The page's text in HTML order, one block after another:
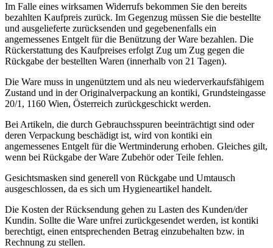
Im Falle eines wirksamen Widerrufs bekommen Sie den bereits
bezahlten Kaufpreis zurück. Im Gegenzug müssen Sie die bestellte
und ausgelieferte zurücksenden und gegebenenfalls ein
angemessenes Entgelt für die Benützung der Ware bezahlen. Die
Rückerstattung des Kaufpreises erfolgt Zug um Zug gegen die
Rückgabe der bestellten Waren (innerhalb von 21 Tagen).
Die Ware muss in ungenütztem und als neu wiederverkaufsfähigem
Zustand und in der Originalverpackung an kontiki, Grundsteingasse
20/1, 1160 Wien, Österreich zurückgeschickt werden.
Bei Artikeln, die durch Gebrauchsspuren beeinträchtigt sind oder
deren Verpackung beschädigt ist, wird von kontiki ein
angemessenes Entgelt für die Wertminderung erhoben. Gleiches gilt,
wenn bei Rückgabe der Ware Zubehör oder Teile fehlen.
Gesichtsmasken sind generell von Rückgabe und Umtausch
ausgeschlossen, da es sich um Hygieneartikel handelt.
Die Kosten der Rücksendung gehen zu Lasten des Kunden/der
Kundin. Sollte die Ware unfrei zurückgesendet werden, ist kontiki
berechtigt, einen entsprechenden Betrag einzubehalten bzw. in
Rechnung zu stellen.